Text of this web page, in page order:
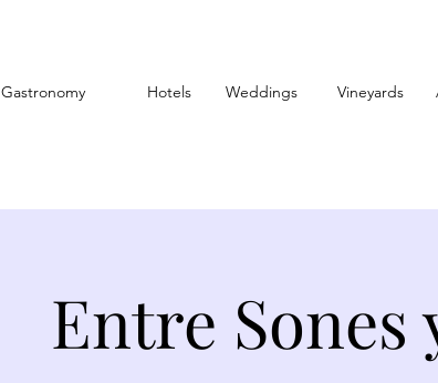
Gastronomy Hotels Weddings Vineyards
Entre Sones